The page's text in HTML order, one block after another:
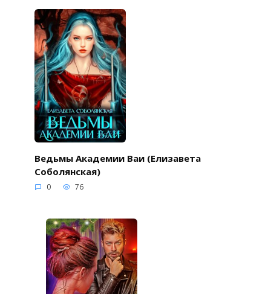
Ведьмы Академии Ваи (Елизавета
Соболянская)
0 76